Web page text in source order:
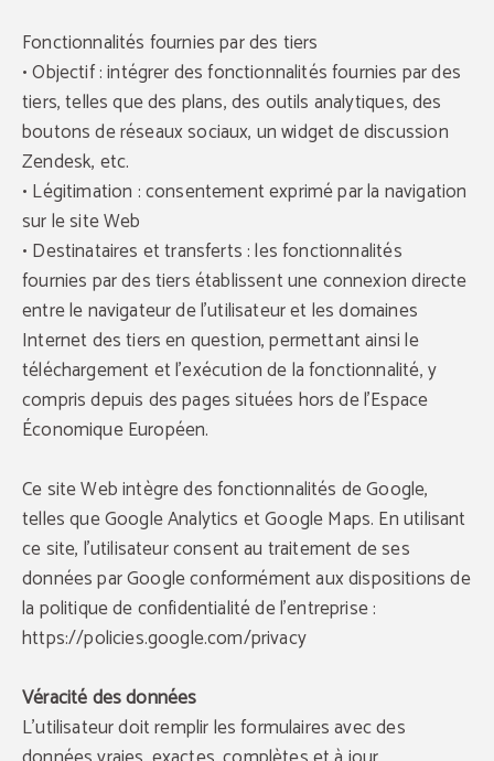
Fonctionnalités fournies par des tiers
• Objectif : intégrer des fonctionnalités fournies par des
tiers, telles que des plans, des outils analytiques, des
boutons de réseaux sociaux, un widget de discussion
Zendesk, etc.
• Légitimation : consentement exprimé par la navigation
sur le site Web
• Destinataires et transferts : les fonctionnalités
fournies par des tiers établissent une connexion directe
entre le navigateur de l'utilisateur et les domaines
Internet des tiers en question, permettant ainsi le
téléchargement et l'exécution de la fonctionnalité, y
compris depuis des pages situées hors de l'Espace
Économique Européen.
Ce site Web intègre des fonctionnalités de Google,
telles que Google Analytics et Google Maps. En utilisant
ce site, l'utilisateur consent au traitement de ses
données par Google conformément aux dispositions de
la politique de confidentialité de l’entreprise :
https://policies.google.com/privacy
Véracité des données
L'utilisateur doit remplir les formulaires avec des